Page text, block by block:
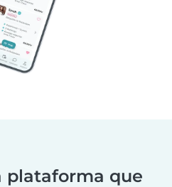
plataforma que